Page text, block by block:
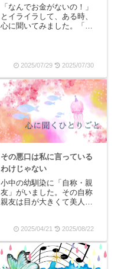
「なんでお金がないの！」
とイライラして、ある時、
心に聞いてみました。「心
ってきます。なので、さら
はいつもお金に困っている
の？」と聞いてみました。
心...
2025/07/29 2025/07/30
その悪口は私に言っている
わけじゃない
小中の幼馴染に「自称・親
友」がいました。その自称
親友は目が大きくて美人だ
りたいと言っていました。
その夢を持つことは良いこ
とだと思うし、明るくて素
直な彼女なら本当に有名人
2025/04/21 2025/08/22